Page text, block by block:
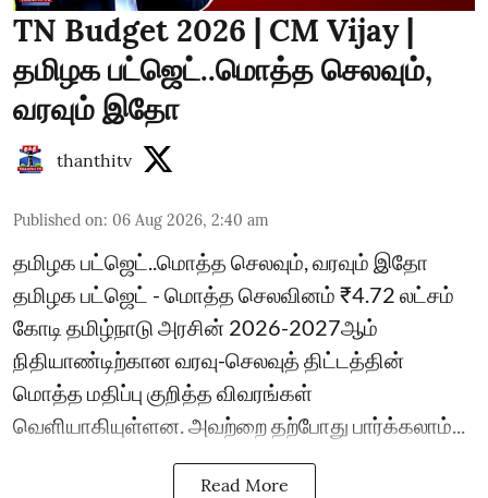
TN Budget 2026 | CM Vijay |
தமிழக பட்ஜெட்..மொத்த செலவும்,
வரவும் இதோ
thanthitv
Published on: 06 Aug 2026, 2:40 am
தமிழக பட்ஜெட்..மொத்த செலவும், வரவும் இதோ
தமிழக பட்ஜெட் - மொத்த செலவினம் ₹4.72 லட்சம்
கோடி தமிழ்நாடு அரசின் 2026-2027ஆம்
நிதியாண்டிற்கான வரவு-செலவுத் திட்டத்தின்
மொத்த மதிப்பு குறித்த விவரங்கள்
வெளியாகியுள்ளன. அவற்றை தற்போது பார்க்கலாம்...
Read More